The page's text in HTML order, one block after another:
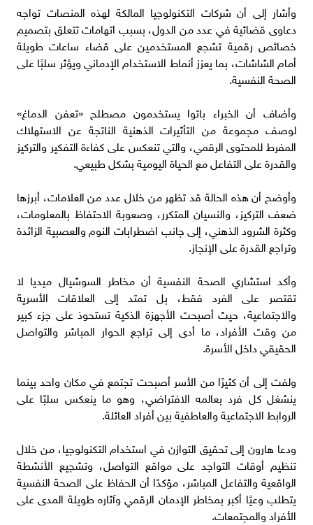
وأشار إلى أن شركات التكنولوجيا المالكة لهذه المنصات تواجه
دعاوى قضائية في عدد من الدول، بسبب اتهامات تتعلق بتصميم
خصائص رقمية تشجع المستخدمين على قضاء ساعات طويلة
أمام الشاشات، بما يعزز أنماط الاستخدام الإدماني ويؤثر سلبًا على
الصحة النفسية.
وأضاف أن الخبراء باتوا يستخدمون مصطلح «تعفن الدماغ»
لوصف مجموعة من التأثيرات الذهنية الناتجة عن الاستهلاك
المفرط للمحتوى الرقمي، والتي تنعكس على كفاءة التفكير والتركيز
والقدرة على التفاعل مع الحياة اليومية بشكل طبيعي.
وأوضح أن هذه الحالة قد تظهر من خلال عدد من العلامات، أبرزها
ضعف التركيز، والنسيان المتكرر، وصعوبة الاحتفاظ بالمعلومات،
وكثرة الشرود الذهني، إلى جانب اضطرابات النوم والعصبية الزائدة
وتراجع القدرة على الإنجاز.
وأكد استشاري الصحة النفسية أن مخاطر السوشيال ميديا لا
تقتصر على الفرد فقط، بل تمتد إلى العلاقات الأسرية
والاجتماعية، حيث أصبحت الأجهزة الذكية تستحوذ على جزء كبير
من وقت الأفراد، ما أدى إلى تراجع الحوار المباشر والتواصل
الحقيقي داخل الأسرة.
ولفت إلى أن كثيرًا من الأسر أصبحت تجتمع في مكان واحد بينما
ينشغل كل فرد بعالمه الافتراضي، وهو ما ينعكس سلبًا على
الروابط الاجتماعية والعاطفية بين أفراد العائلة.
ودعا هارون إلى تحقيق التوازن في استخدام التكنولوجيا، من خلال
تنظيم أوقات التواجد على مواقع التواصل، وتشجيع الأنشطة
الواقعية والتفاعل المباشر، مؤكدًا أن الحفاظ على الصحة النفسية
يتطلب وعيًا أكبر بمخاطر الإدمان الرقمي وآثاره طويلة المدى على
الأفراد والمجتمعات.